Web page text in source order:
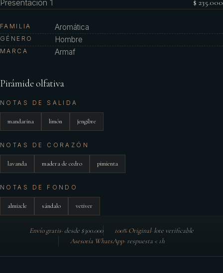
Presentación 1 $ 235.000
FAMILIA Aromática
GÉNERO Hombre
MARCA Armaf
Pirámide olfativa
NOTAS DE SALIDA
mandarina limón jengibre
NOTAS DE CORAZÓN
lavanda madera de cedro pimienta
NOTAS DE FONDO
almizcle sándalo vetiver
Envío gratis· desde $300.000 100% Original· lote verificable
Asesoría WhatsApp· respuesta < 1h